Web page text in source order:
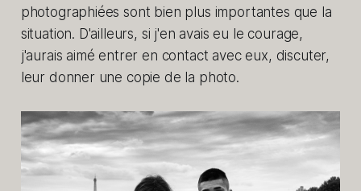
photographiées sont bien plus importantes que la
situation. D'ailleurs, si j'en avais eu le courage,
j'aurais aimé entrer en contact avec eux, discuter,
leur donner une copie de la photo.